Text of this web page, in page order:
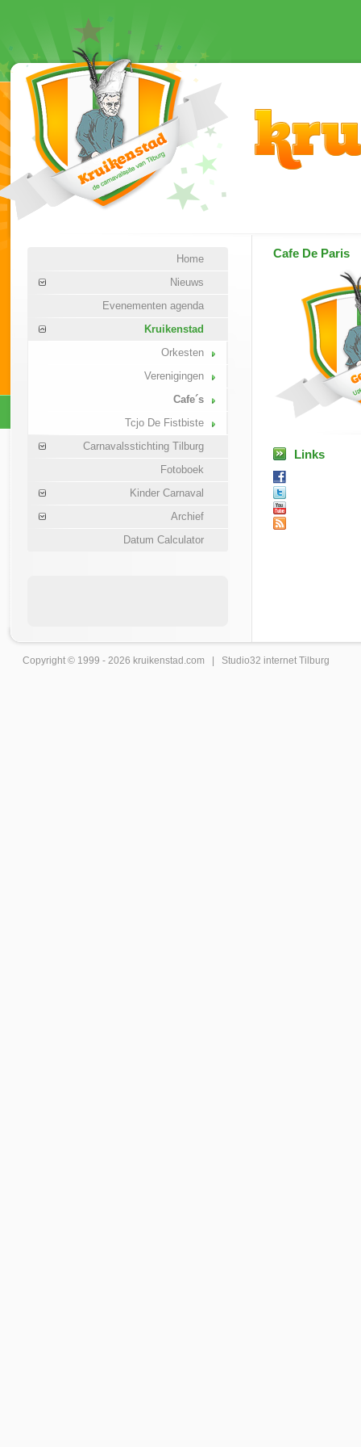
Home
Nieuws
Evenementen agenda
Kruikenstad
Orkesten
Verenigingen
Cafe´s
Tcjo De Fistbiste
Carnavalsstichting Tilburg
Fotoboek
Kinder Carnaval
Archief
Datum Calculator
Cafe De Paris
Links
Copyright © 1999 - 2026 kruikenstad .com | Studio32 internet Tilburg